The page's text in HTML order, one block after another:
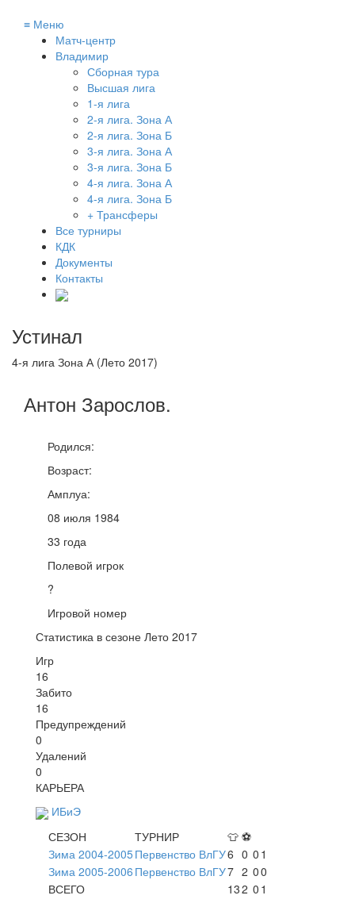
≡ Меню
Матч-центр
Владимир
Сборная тура
Высшая лига
1-я лига
2-я лига. Зона А
2-я лига. Зона Б
3-я лига. Зона А
3-я лига. Зона Б
4-я лига. Зона А
4-я лига. Зона Б
+ Трансферы
Все турниры
КДК
Документы
Контакты
Устинал
4-я лига Зона А (Лето 2017)
Антон Зарослов.
Родился:
Возраст:
Амплуа:
08 июля 1984
33 года
Полевой игрок
?
Игровой номер
Статистика в сезоне Лето 2017
Игр
16
Забито
16
Предупреждений
0
Удалений
0
КАРЬЕРА
ИБиЭ
СЕЗОН
ТУРНИР 👕 ⚽
Зима 2004-2005Первенство ВлГУ6 0 0 1
Зима 2005-2006 Первенство ВлГУ7 2 00
ВСЕГО
132 0 1